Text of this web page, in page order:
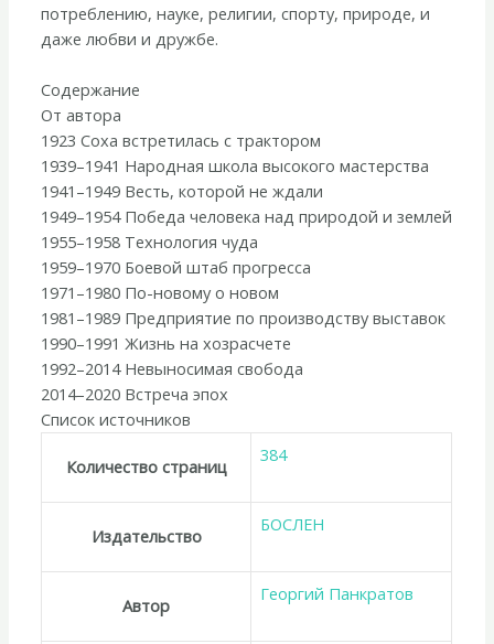
потреблению, науке, религии, спорту, природе, и
даже любви и дружбе.
Содержание
От автора
1923 Соха встретилась с трактором
1939–1941 Народная школа высокого мастерства
1941–1949 Весть, которой не ждали
1949–1954 Победа человека над природой и землей
1955–1958 Технология чуда
1959–1970 Боевой штаб прогресса
1971–1980 По-новому о новом
1981–1989 Предприятие по производству выставок
1990–1991 Жизнь на хозрасчете
1992–2014 Невыносимая свобода
2014–2020 Встреча эпох
Список источников
Количество страниц
384
Издательство
БОСЛЕН
Автор
Георгий Панкратов